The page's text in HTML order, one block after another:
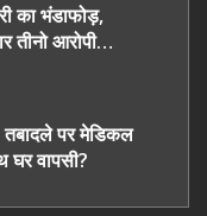
का भंडाफोड़,
तीनो आरोपी
तबादले पर मेडिकल
घर वापसी?